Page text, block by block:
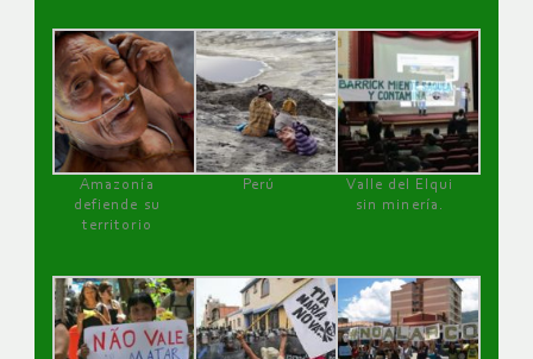
Amazonía
defiende su
territorio
Perú
Valle del Elqui
sin minería.